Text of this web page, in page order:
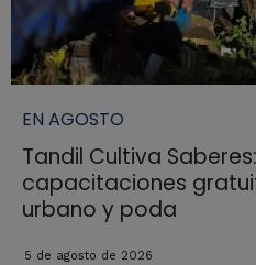
EN AGOSTO
Tandil Cultiva
capacitaciones
urbano y poda
5 de agosto de 2026